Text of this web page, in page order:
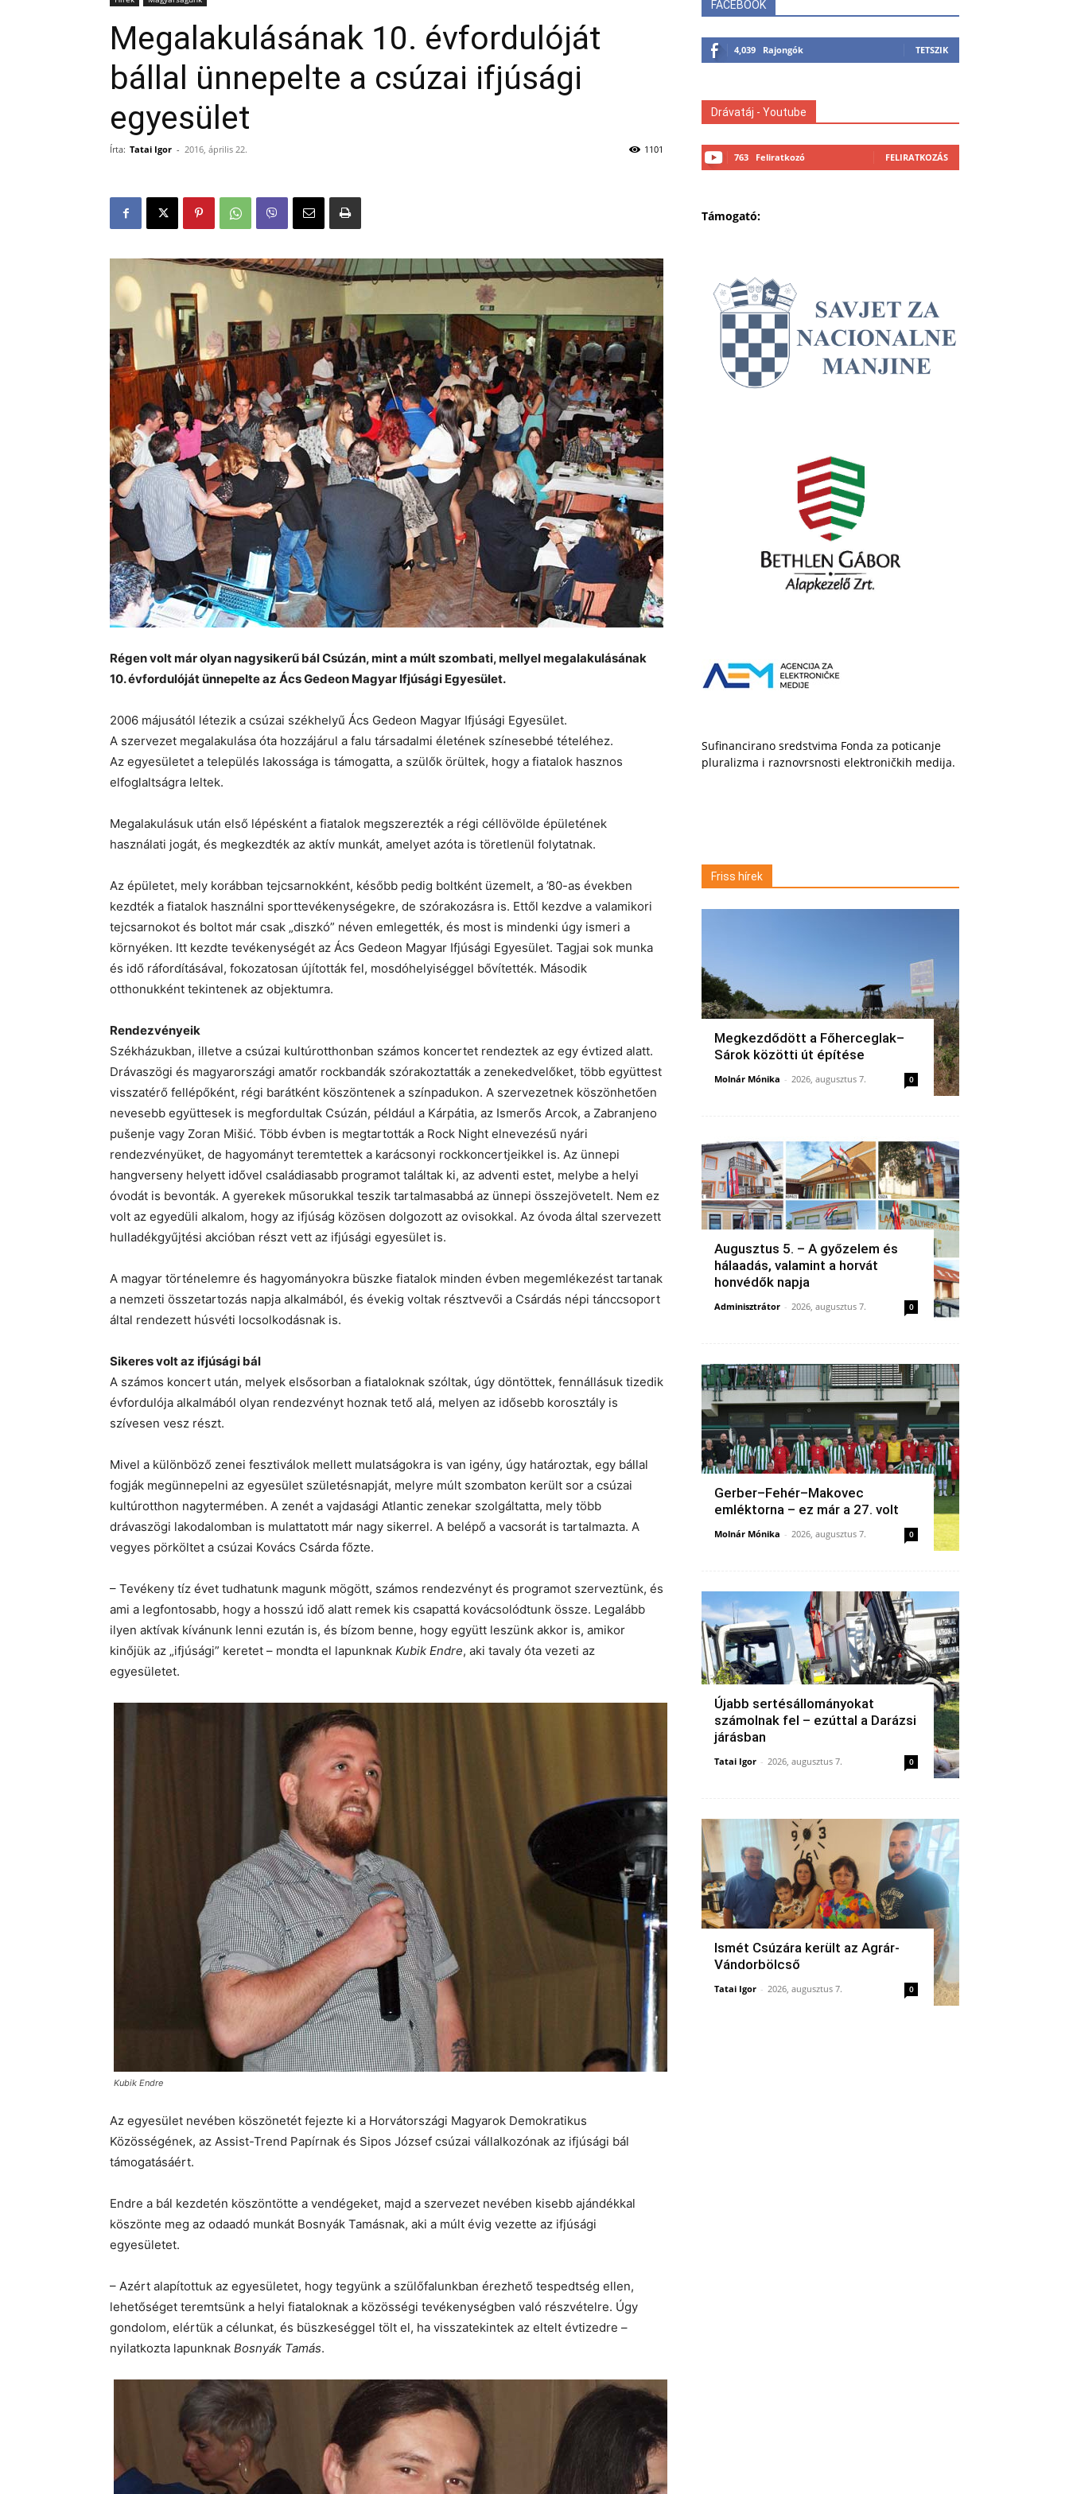
Megalakulásának 10. évfordulóját
bállal ünnepelte a csúzai ifjúsági
egyesület
Írta: Tatai Igor - 2016, április 22. 1101
Régen volt már olyan nagysikerű bál Csúzán, mint a múlt szombati, mellyel megalakulásának
10. évfordulóját ünnepelte az Ács Gedeon Magyar Ifjúsági Egyesület.
2006 májusától létezik a csúzai székhelyű Ács Gedeon Magyar Ifjúsági Egyesület.
A szervezet megalakulása óta hozzájárul a falu társadalmi életének színesebbé tételéhez.
Az egyesületet a település lakossága is támogatta, a szülők örültek, hogy a fiatalok hasznos
elfoglaltságra leltek.
Megalakulásuk után első lépésként a fiatalok megszerezték a régi céllövölde épületének
használati jogát, és megkezdték az aktív munkát, amelyet azóta is töretlenül folytatnak.
Az épületet, mely korábban tejcsarnokként, később pedig boltként üzemelt, a ’80-as években
kezdték a fiatalok használni sporttevékenységekre, de szórakozásra is. Ettől kezdve a valamikori
tejcsarnokot és boltot már csak „diszkó” néven emlegették, és most is mindenki úgy ismeri a
környéken. Itt kezdte tevékenységét az Ács Gedeon Magyar Ifjúsági Egyesület. Tagjai sok munka
és idő ráfordításával, fokozatosan újították fel, mosdóhelyiséggel bővítették. Második
otthonukként tekintenek az objektumra.
Rendezvényeik
Székházukban, illetve a csúzai kultúrotthonban számos koncertet rendeztek az egy évtized alatt.
Drávaszögi és magyarországi amatőr rockbandák szórakoztatták a zenekedvelőket, több együttest
visszatérő fellépőként, régi barátként köszöntenek a színpadukon. A szervezetnek köszönhetően
nevesebb együttesek is megfordultak Csúzán, például a Kárpátia, az Ismerős Arcok, a Zabranjeno
pušenje vagy Zoran Mišić. Több évben is megtartották a Rock Night elnevezésű nyári
rendezvényüket, de hagyományt teremtettek a karácsonyi rockkoncertjeikkel is. Az ünnepi
hangverseny helyett idővel családiasabb programot találtak ki, az adventi estet, melybe a helyi
óvodát is bevonták. A gyerekek műsorukkal teszik tartalmasabbá az ünnepi összejövetelt. Nem ez
volt az egyedüli alkalom, hogy az ifjúság közösen dolgozott az ovisokkal. Az óvoda által szervezett
hulladékgyűjtési akcióban részt vett az ifjúsági egyesület is.
A magyar történelemre és hagyományokra büszke fiatalok minden évben megemlékezést tartanak
a nemzeti összetartozás napja alkalmából, és évekig voltak résztvevői a Csárdás népi tánccsoport
által rendezett húsvéti locsolkodásnak is.
Sikeres volt az ifjúsági bál
A számos koncert után, melyek elsősorban a fiataloknak szóltak, úgy döntöttek, fennállásuk tizedik
évfordulója alkalmából olyan rendezvényt hoznak tető alá, melyen az idősebb korosztály is
szívesen vesz részt.
Mivel a különböző zenei fesztiválok mellett mulatságokra is van igény, úgy határoztak, egy bállal
fogják megünnepelni az egyesület születésnapját, melyre múlt szombaton került sor a csúzai
kultúrotthon nagytermében. A zenét a vajdasági Atlantic zenekar szolgáltatta, mely több
drávaszögi lakodalomban is mulattatott már nagy sikerrel. A belépő a vacsorát is tartalmazta. A
vegyes pörköltet a csúzai Kovács Csárda főzte.
– Tevékeny tíz évet tudhatunk magunk mögött, számos rendezvényt és programot szerveztünk, és
ami a legfontosabb, hogy a hosszú idő alatt remek kis csapattá kovácsolódtunk össze. Legalább
ilyen aktívak kívánunk lenni ezután is, és bízom benne, hogy együtt leszünk akkor is, amikor
kinőjük az „ifjúsági” keretet – mondta el lapunknak Kubik Endre, aki tavaly óta vezeti az
egyesületet.
Kubik Endre
Az egyesület nevében köszönetét fejezte ki a Horvátországi Magyarok Demokratikus
Közösségének, az Assist-Trend Papírnak és Sipos József csúzai vállalkozónak az ifjúsági bál
támogatásáért.
Endre a bál kezdetén köszöntötte a vendégeket, majd a szervezet nevében kisebb ajándékkal
köszönte meg az odaadó munkát Bosnyák Tamásnak, aki a múlt évig vezette az ifjúsági
egyesületet.
– Azért alapítottuk az egyesületet, hogy tegyünk a szülőfalunkban érezhető tespedtség ellen,
lehetőséget teremtsünk a helyi fiataloknak a közösségi tevékenységben való részvételre. Úgy
gondolom, elértük a célunkat, és büszkeséggel tölt el, ha visszatekintek az eltelt évtizedre –
nyilatkozta lapunknak Bosnyák Tamás.
FACEBOOK
4,039 Rajongók TETSZIK
Drávatáj - Youtube
763 Feliratkozó FELIRATKOZÁS
Támogató:
Sufinancirano sredstvima Fonda za poticanje
pluralizma i raznovrsnosti elektroničkih medija.
Friss hírek
Megkezdődött a Főherceglak–
Sárok közötti út építése
Molnár Mónika - 2026, augusztus 7. 0
Augusztus 5. – A győzelem és
hálaadás, valamint a horvát
honvédők napja
Adminisztrátor - 2026, augusztus 7. 0
Gerber–Fehér–Makovec
emléktorna – ez már a 27. volt
Molnár Mónika - 2026, augusztus 7. 0
Újabb sertésállományokat
számolnak fel – ezúttal a Darázsi
járásban
Tatai Igor - 2026, augusztus 7. 0
Ismét Csúzára került az Agrár-
Vándorbölcső
Tatai Igor - 2026, augusztus 7. 0